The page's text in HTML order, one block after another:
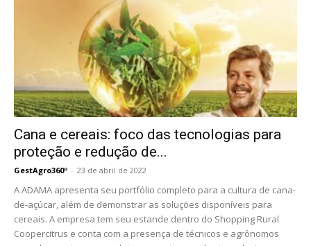
Cana e cereais: foco das tecnologias para
proteção e redução de...
GestAgro360º - 23 de abril de 2022
A ADAMA apresenta seu portfólio completo para a cultura de cana-
de-açúcar, além de demonstrar as soluções disponíveis para
cereais. A empresa tem seu estande dentro do Shopping Rural
Coopercitrus e conta com a presença de técnicos e agrônomos